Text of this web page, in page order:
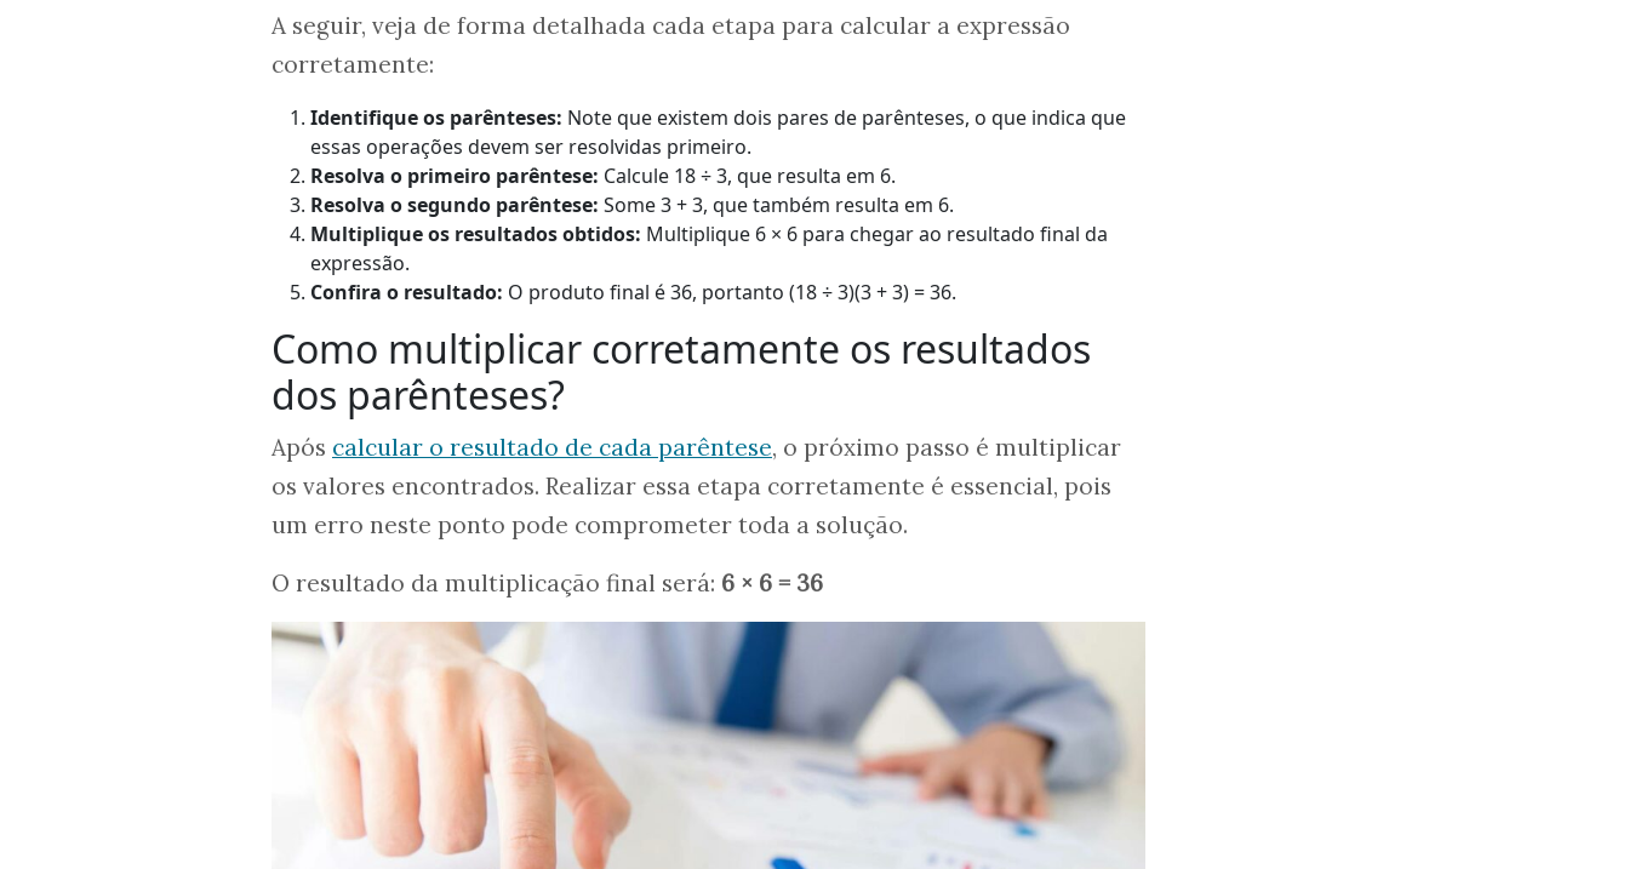
A seguir, veja de forma detalhada cada etapa para calcular a expressão
corretamente:
Identifique os parênteses: Note que existem dois pares de parênteses, o que indica que
essas operações devem ser resolvidas primeiro.
Resolva o primeiro parêntese: Calcule 18 ÷ 3, que resulta em 6.
Resolva o segundo parêntese: Some 3 + 3, que também resulta em 6.
Multiplique os resultados obtidos: Multiplique 6 × 6 para chegar ao resultado final da
expressão.
Confira o resultado: O produto final é 36, portanto (18 ÷ 3)(3 + 3) = 36.
Como multiplicar corretamente os resultados
dos parênteses?
Após calcular o resultado de cada parêntese, o próximo passo é multiplicar
os valores encontrados. Realizar essa etapa corretamente é essencial, pois
um erro neste ponto pode comprometer toda a solução.
O resultado da multiplicação final será: 6 × 6 = 36